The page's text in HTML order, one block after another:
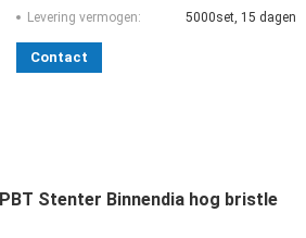
Levering vermogen:
5000set, 15 dagen
Contact
Stenter Binnendia hog bristle